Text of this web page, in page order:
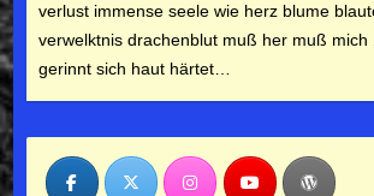
verlust immense seele wie herz blume
verwelktnis drachenblut muß her muß mich
gerinnt sich haut härtet…